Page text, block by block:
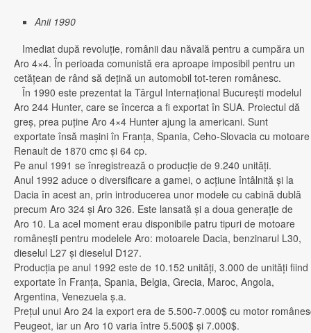
Anii 1990
Imediat după revoluţie, românii dau năvală pentru a cumpăra un
Aro 4×4. În perioada comunistă era aproape imposibil pentru un
cetăţean de rând să deţină un automobil tot-teren românesc.
În 1990 este prezentat la Târgul Internaţional Bucureşti modelul
Aro 244 Hunter, care se încerca a fi exportat în SUA. Proiectul dă
greş, prea puţine Aro 4×4 Hunter ajung la americani. Sunt
exportate însă maşini în Franţa, Spania, Ceho-Slovacia cu motoare
Renault de 1870 cmc şi 64 cp.
Pe anul 1991 se înregistrează o producţie de 9.240 unităţi.
Anul 1992 aduce o diversificare a gamei, o acţiune întâlnită şi la
Dacia în acest an, prin introducerea unor modele cu cabină dublă
precum Aro 324 şi Aro 326. Este lansată şi a doua generaţie de
Aro 10. La acel moment erau disponibile patru tipuri de motoare
româneşti pentru modelele Aro: motoarele Dacia, benzinarul L30,
dieselul L27 şi dieselul D127.
Producţia pe anul 1992 este de 10.152 unităţi, 3.000 de unităţi fiind
exportate în Franţa, Spania, Belgia, Grecia, Maroc, Angola,
Argentina, Venezuela ş.a.
Preţul unui Aro 24 la export era de 5.500-7.000$ cu motor
Peugeot, iar un Aro 10 varia între 5.500$ şi 7.000$.